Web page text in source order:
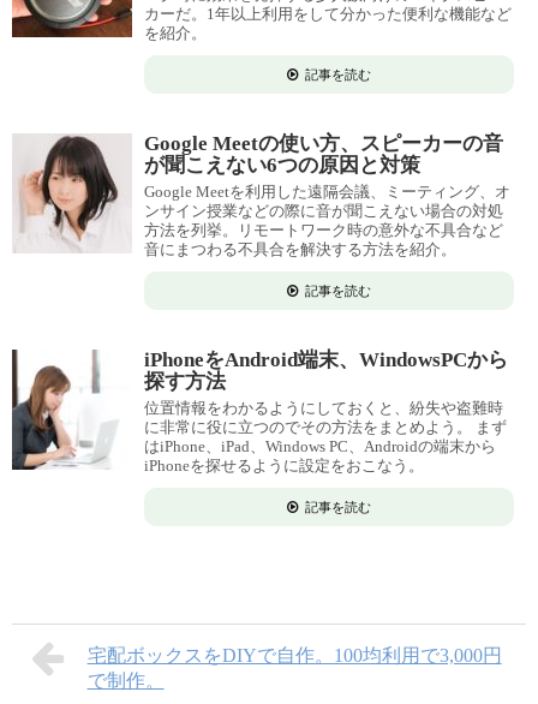
カーだ。1年以上利用をして分かった便利な機能など
を紹介。
記事を読む
Google Meetの使い方、スピーカーの音
が聞こえない6つの原因と対策
Google Meetを利用した遠隔会議、ミーティング、オ
ンサイン授業などの際に音が聞こえない場合の対処
方法を列挙。リモートワーク時の意外な不具合など
音にまつわる不具合を解決する方法を紹介。
記事を読む
iPhoneをAndroid端末、WindowsPCから
探す方法
位置情報をわかるようにしておくと、紛失や盗難時
に非常に役に立つのでその方法をまとめよう。 まず
はiPhone、iPad、Windows PC、Androidの端末から
iPhoneを探せるように設定をおこなう。
記事を読む
宅配ボックスをDIYで自作。100均利用で3,000円
で制作。